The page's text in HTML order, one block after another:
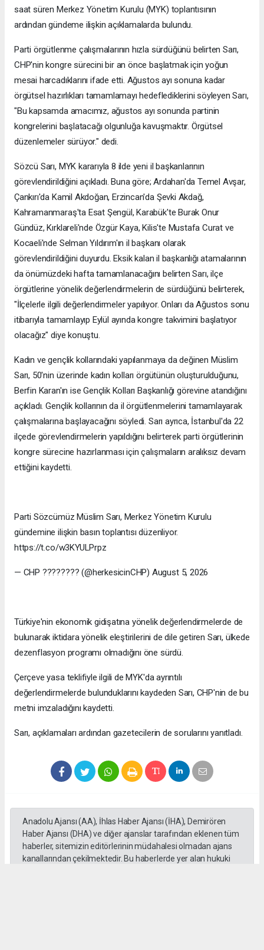
saat süren Merkez Yönetim Kurulu (MYK) toplantısının
ardından gündeme ilişkin açıklamalarda bulundu.
Parti örgütlenme çalışmalarının hızla sürdüğünü belirten Sarı,
CHP'nin kongre sürecini bir an önce başlatmak için yoğun
mesai harcadıklarını ifade etti. Ağustos ayı sonuna kadar
örgütsel hazırlıkları tamamlamayı hedeflediklerini söyleyen Sarı,
"Bu kapsamda amacımız, ağustos ayı sonunda partinin
kongrelerini başlatacağı olgunluğa kavuşmaktır. Örgütsel
düzenlemeler sürüyor." dedi.
Sözcü Sarı, MYK kararıyla 8 ilde yeni il başkanlarının
görevlendirildiğini açıkladı. Buna göre; Ardahan'da Temel Avşar,
Çankırı'da Kamil Akdoğan, Erzincan'da Şevki Akdağ,
Kahramanmaraş'ta Esat Şengül, Karabük'te Burak Onur
Gündüz, Kırklareli'nde Özgür Kaya, Kilis'te Mustafa Curat ve
Kocaeli'nde Selman Yıldırım'ın il başkanı olarak
görevlendirildiğini duyurdu. Eksik kalan il başkanlığı atamalarının
da önümüzdeki hafta tamamlanacağını belirten Sarı, ilçe
örgütlerine yönelik değerlendirmelerin de sürdüğünü belirterek,
"İlçelerle ilgili değerlendirmeler yapılıyor. Onları da Ağustos sonu
itibarıyla tamamlayıp Eylül ayında kongre takvimini başlatıyor
olacağız" diye konuştu.
Kadın ve gençlik kollarındaki yapılanmaya da değinen Müslim
Sarı, 50'nin üzerinde kadın kolları örgütünün oluşturulduğunu,
Berfin Karan'ın ise Gençlik Kolları Başkanlığı görevine atandığını
açıkladı. Gençlik kollarının da il örgütlenmelerini tamamlayarak
çalışmalarına başlayacağını söyledi. Sarı ayrıca, İstanbul'da 22
ilçede görevlendirmelerin yapıldığını belirterek parti örgütlerinin
kongre sürecine hazırlanması için çalışmaların aralıksız devam
ettiğini kaydetti.
Parti Sözcümüz Müslim Sarı, Merkez Yönetim Kurulu
gündemine ilişkin basın toplantısı düzenliyor.
https://t.co/w3KYULPrpz
— CHP ???????? (@herkesicinCHP) August 5, 2026
Türkiye'nin ekonomik gidişatına yönelik değerlendirmelerde de
bulunarak iktidara yönelik eleştirilerini de dile getiren Sarı, ülkede
dezenflasyon programı olmadığını öne sürdü.
Çerçeve yasa teklifiyle ilgili de MYK'da ayrıntılı
değerlendirmelerde bulunduklarını kaydeden Sarı, CHP'nin de bu
metni imzaladığını kaydetti.
Sarı, açıklamaları ardından gazetecilerin de sorularını yanıtladı.
Anadolu Ajansı (AA), İhlas Haber Ajansı (İHA), Demirören
Haber Ajansı (DHA) ve diğer ajanslar tarafından eklenen tüm
haberler, sitemizin editörlerinin müdahalesi olmadan ajans
kanallarından çekilmektedir. Bu haberlerde yer alan hukuki